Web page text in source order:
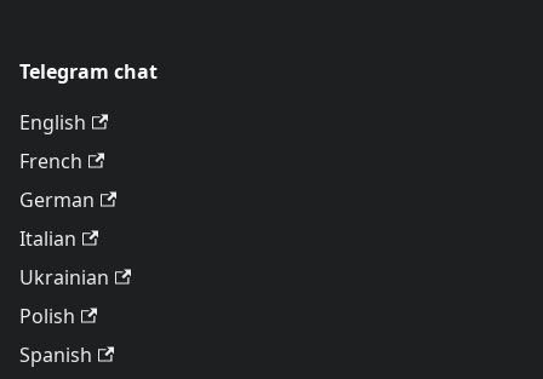
Telegram chat
English
French
German
Italian
Ukrainian
Polish
Spanish